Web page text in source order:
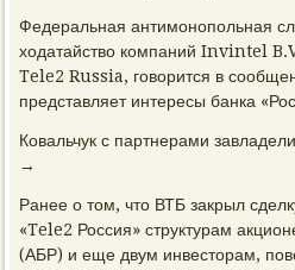
Федеральная антимонопольная
ходатайство компаний Invintel
Tele2 Russia, говорится в
представляет интересы банка
Ковальчук с партнерами
→
Ранее о том, что ВТБ закрыл
«Tele2 Россия» структурам
(АБР) и еще двум инвесторам,